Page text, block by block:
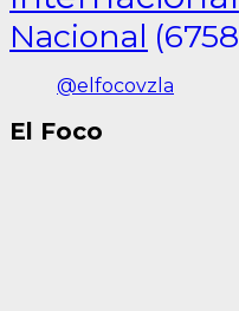
Nacional
@elfocovzla
El Foco